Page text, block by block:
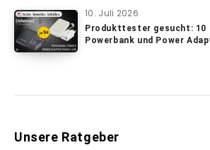
10. Juli 2026
Produkttester gesucht: 10
Powerbank und Power
Unsere Ratgeber